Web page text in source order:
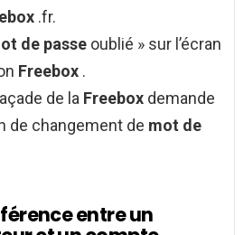
.fr.
de passe oublié » sur l’écran
Freebox .
de la Freebox demande
de changement de mot de
entre un